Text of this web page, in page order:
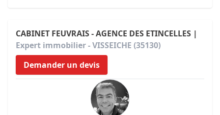
CABINET FEUVRAIS - AGENCE DES ETINCELLES |
Expert immobilier - VISSEICHE (35130)
Demander un devis